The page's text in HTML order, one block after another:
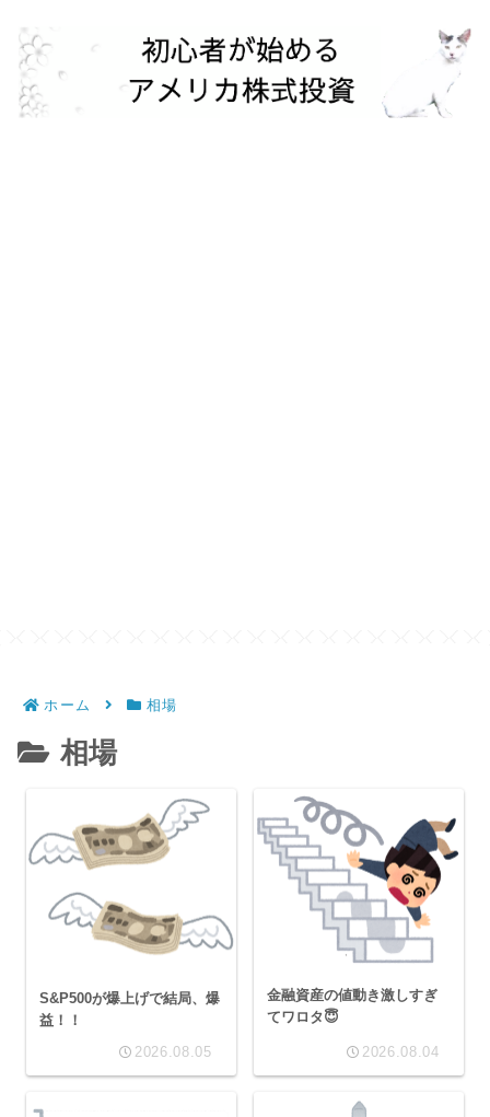
ホーム 相場
相場
S&P500が爆上げで結局、爆
益！！
2026.08.05
金融資産の値動き激しすぎ
てワロタ😇
2026.08.04